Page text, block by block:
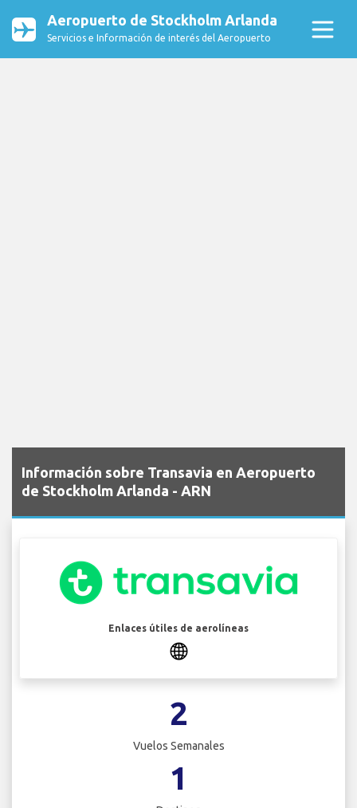
Aeropuerto de Stockholm Arlanda
Servicios e Información de interés del Aeropuerto
Información sobre Transavia en Aeropuerto
de Stockholm Arlanda - ARN
Enlaces útiles de aerolíneas
2
Vuelos Semanales
1